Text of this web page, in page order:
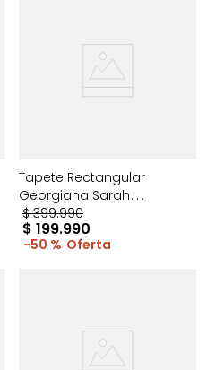
Tapete Rectangular
Georgiana Sarah
120x170cm
$ 399.990
$ 199.990
50 %